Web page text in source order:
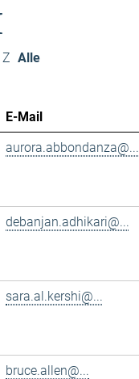
Z Alle
E-Mail
aurora.abbondanza@...
debanjan.adhikari@...
sara.al.kershi@...
bruce.allen@...